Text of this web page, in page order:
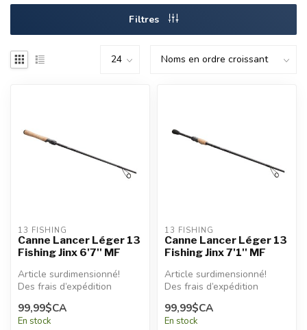
Filtres
13 FISHING
Canne Lancer Léger 13
Fishing Jinx 6'7'' MF
Article surdimensionné!
Des frais d’expédition
additionnels seront
appliqués.
99,99$CA
En stock
13 FISHING
Canne Lancer Léger 13
Fishing Jinx 7'1'' MF
Article surdimensionné!
Des frais d’expédition
additionnels seront
appliqués.
99,99$CA
En stock